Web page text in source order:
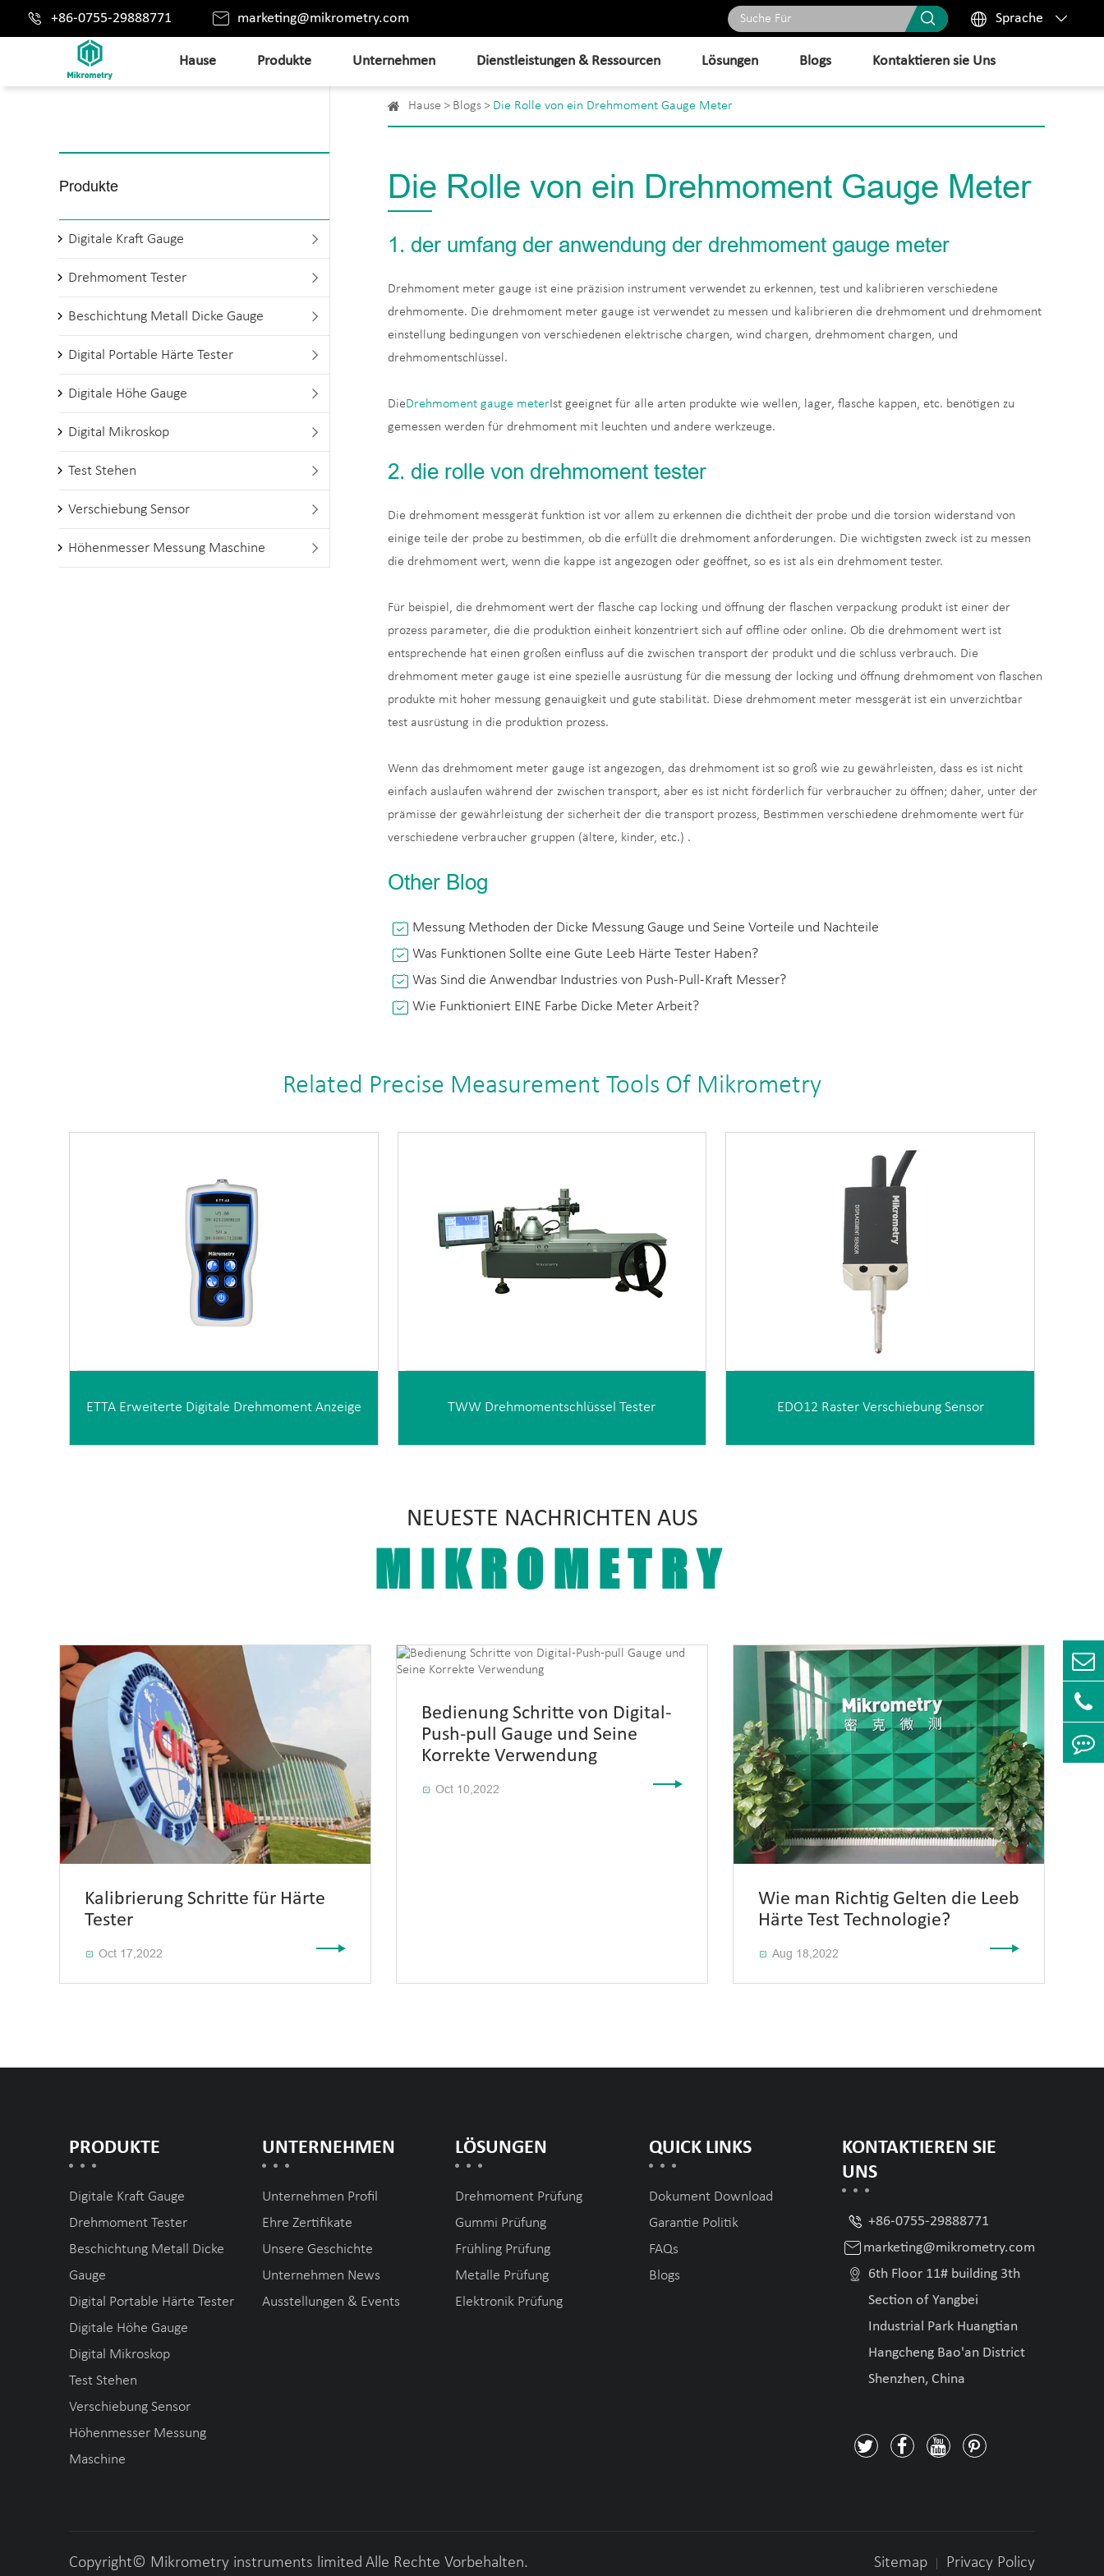
 +86-0755-29888771  marketing@mikrometry.com   Sprache 
Hause Produkte Unternehmen Dienstleistungen & Ressourcen Lösungen Blogs Kontaktieren sie Uns
Produkte
 Digitale Kraft Gauge
 Drehmoment Tester
 Beschichtung Metall Dicke Gauge
 Digital Portable Härte Tester
 Digitale Höhe Gauge
 Digital Mikroskop
 Test Stehen
 Verschiebung Sensor
 Höhenmesser Messung Maschine
Hause Blogs Die Rolle von ein Drehmoment Gauge Meter
Die Rolle von ein Drehmoment Gauge Meter
1. der umfang der anwendung der drehmoment gauge meter
Drehmoment meter gauge ist eine präzision instrument verwendet zu erkennen, test und kalibrieren verschiedene
drehmomente. Die drehmoment meter gauge ist verwendet zu messen und kalibrieren die drehmoment und drehmoment
einstellung bedingungen von verschiedenen elektrische chargen, wind chargen, drehmoment chargen, und
drehmomentschlüssel.
DieDrehmoment gauge meter Ist geeignet für alle arten produkte wie wellen, lager, flasche kappen, etc. benötigen zu
gemessen werden für drehmoment mit leuchten und andere werkzeuge.
2. die rolle von drehmoment tester
Die drehmoment messgerät funktion ist vor allem zu erkennen die dichtheit der probe und die torsion widerstand von
einige teile der probe zu bestimmen, ob die erfüllt die drehmoment anforderungen. Die wichtigsten zweck ist zu messen
die drehmoment wert, wenn die kappe ist angezogen oder geöffnet, so es ist als ein drehmoment tester.
Für beispiel, die drehmoment wert der flasche cap locking und öffnung der flaschen verpackung produkt ist einer der
prozess parameter, die die produktion einheit konzentriert sich auf offline oder online. Ob die drehmoment wert ist
entsprechende hat einen großen einfluss auf die zwischen transport der produkt und die schluss verbrauch. Die
drehmoment meter gauge ist eine spezielle ausrüstung für die messung der locking und öffnung drehmoment von flaschen
produkte mit hoher messung genauigkeit und gute stabilität. Diese drehmoment meter messgerät ist ein unverzichtbar
test ausrüstung in die produktion prozess.
Wenn das drehmoment meter gauge ist angezogen, das drehmoment ist so groß wie zu gewährleisten, dass es ist nicht
einfach auslaufen während der zwischen transport, aber es ist nicht förderlich für verbraucher zu öffnen; daher, unter der
prämisse der gewährleistung der sicherheit der die transport prozess, Bestimmen verschiedene drehmomente wert für
verschiedene verbraucher gruppen (ältere, kinder, etc.) .
Other Blog
Messung Methoden der Dicke Messung Gauge und Seine Vorteile und Nachteile
Was Funktionen Sollte eine Gute Leeb Härte Tester Haben?
Was Sind die Anwendbar Industries von Push-Pull-Kraft Messer?
Wie Funktioniert EINE Farbe Dicke Meter Arbeit?
Related Precise Measurement Tools Of Mikrometry
ETTA Erweiterte Digitale Drehmoment Anzeige TWW Drehmomentschlüssel Tester EDO12 Raster Verschiebung Sensor
NEUESTE NACHRICHTEN AUS
MIKROMETRY
Kalibrierung Schritte für Härte
Tester
 Oct 17,2022
Bedienung Schritte von Digital-
Push-pull Gauge und Seine
Korrekte Verwendung
 Oct 10,2022
Wie man Richtig Gelten die Leeb
Härte Test Technologie?
 Aug 18,2022
PRODUKTE
Digitale Kraft Gauge
Drehmoment Tester
Beschichtung Metall Dicke
Gauge
Digital Portable Härte Tester
Digitale Höhe Gauge
Digital Mikroskop
Test Stehen
Verschiebung Sensor
Höhenmesser Messung
Maschine
UNTERNEHMEN
Unternehmen Profil
Ehre Zertifikate
Unsere Geschichte
Unternehmen News
Ausstellungen & Events
LÖSUNGEN
Drehmoment Prüfung
Gummi Prüfung
Frühling Prüfung
Metalle Prüfung
Elektronik Prüfung
QUICK LINKS
Dokument Download
Garantie Politik
FAQs
Blogs
KONTAKTIEREN SIE
UNS
 +86-0755-29888771
 marketing@mikrometry.com
 6th Floor 11# building 3th
Section of Yangbei
Industrial Park Huangtian
Hangcheng Bao'an District
Shenzhen, China
   
Copyright© Mikrometry instruments limited Alle Rechte Vorbehalten. Sitemap Privacy Policy